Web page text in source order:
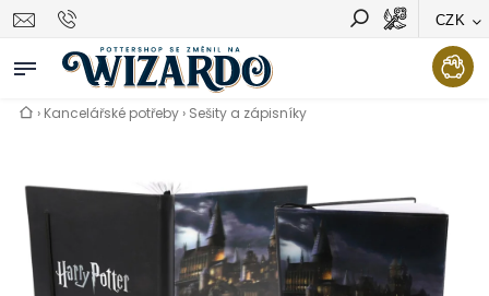
CZK
Vyhledávání Hledat
› Kancelářské potřeby › Sešity a zápisníky